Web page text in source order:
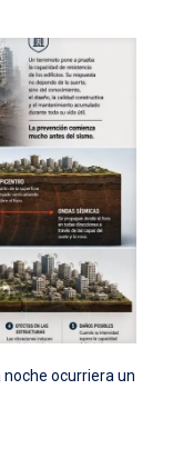
noche ocurriera un